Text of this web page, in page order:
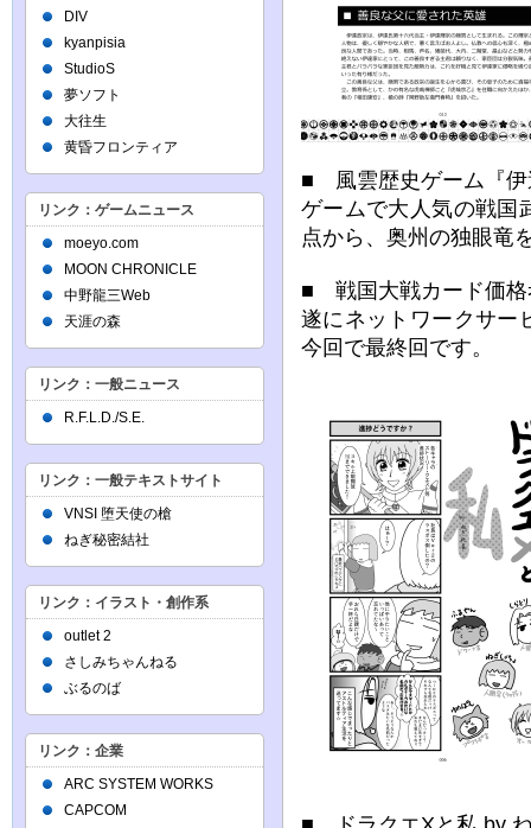
■ 風雲歴史ゲーム『伊
ゲームで大人気の戦国
点から、奥州の独眼竜
■ 戦国大戦カード価
遂にネットワークサー
今回で最終回です。
DIV
kyanpisia
StudioS
夢ソフト
大往生
黄昏フロンティア
リンク：ゲームニュース
moeyo.com
MOON CHRONICLE
中野龍三Web
天涯の森
リンク：一般ニュース
R.F.L.D./S.E.
リンク：一般テキストサイト
VNSI 堕天使の槍
ねぎ秘密結社
リンク：イラスト・創作系
outlet 2
さしみちゃんねる
ぶるのば
リンク：企業
ARC SYSTEM WORKS
CAPCOM